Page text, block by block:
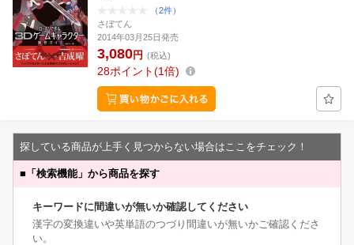
（2件）
さぼてん
2014年03月25日発売
3,080円 (税込)
28ポイント 1倍
探している商品が上手く見つからない場合はここをチェック！
■ 「検索機能」から商品を探す
キーワードに間違いが無いか確認してください
漢字の変換違いや英単語のつづり間違いが無いかご確認くださ
い。